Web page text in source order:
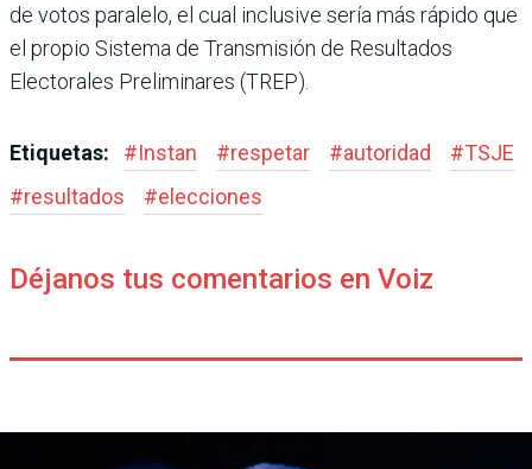
de votos paralelo, el cual inclu­sive sería más rápido que
el propio Sistema de Transmi­sión de Resultados
Electora­les Preliminares (TREP).
Etiquetas: #Instan #respetar #autoridad #TSJE
#resultados #elecciones
Déjanos tus comentarios en Voiz